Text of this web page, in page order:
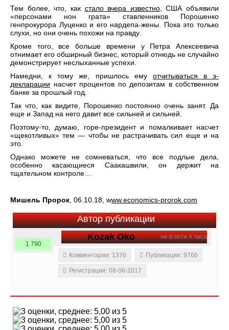
Тем более, что, как стало вчера известно, США объявили
«персонами нон грата» ставленников Порошенко
генпрокурора Луценко и его нардепа-жены. Пока это только
слухи, но они очень похожи на правду.
Кроме того, все больше времени у Петра Алексеевича
отнимает его обширный бизнес, который отнюдь не случайно
демонстрирует неслыханные успехи.
Намедни, к тому же, пришлось ему отчитываться в э-
декларации насчет процентов по депозитам в собственном
банке за прошлый год.
Так что, как видите, Порошенко постоянно очень занят. Да
еще и Запад на него давит все сильней и сильней.
Поэтому-то, думаю, горе-президент и помалкивает насчет
«щекотливых» тем — чтобы не растрачивать сил еще и на
это.
Однако можете не сомневаться, что все подлые дела,
особенно касающиеся Саакашвили, он держит на
тщательном контроле…
Мишель Пророк, 06.10.18, www.economics-prorok.com
Автор публикации
не в сети 4 часа
Kozak Oko
1 790
Комментарии: 1376
Публикации: 9766
Регистрация: 08-06-2017